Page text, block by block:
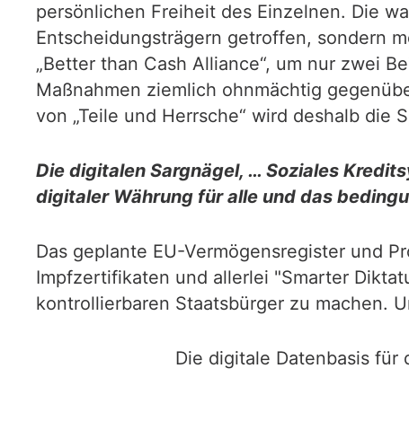
persönlichen Freiheit des Einzelnen. Die
Entscheidungsträgern getroffen, sondern
„Better than Cash Alliance“, um nur zwei
Maßnahmen ziemlich ohnmächtig
von „Teile und Herrsche“ wird deshalb die
Die digitalen Sargnägel, … Soziales
digitaler Währung für alle und das
Das geplante EU-Vermögensregister und
Impfzertifikaten und allerlei "Smarter
kontrollierbaren Staatsbürger zu machen.
Die digitale Datenbasis